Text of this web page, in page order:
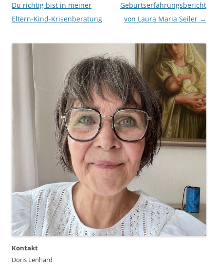
Du richtig bist in meiner
Eltern-Kind-Krisenberatung
Geburtserfahrungsbericht
von Laura Maria Seiler →
Kontakt
Doris Lenhard